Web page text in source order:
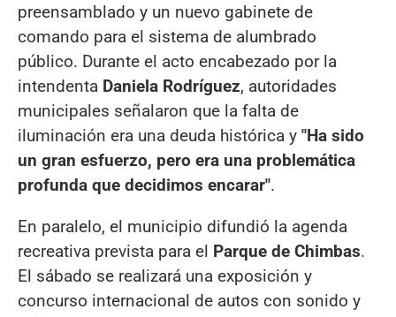
preensamblado y un nuevo gabinete de
comando para el sistema de alumbrado
público. Durante el acto encabezado por la
intendenta Daniela Rodríguez, autoridades
municipales señalaron que la falta de
iluminación era una deuda histórica y "Ha sido
un gran esfuerzo, pero era una problemática
profunda que decidimos encarar".
En paralelo, el municipio difundió la agenda
recreativa prevista para el Parque de Chimbas.
El sábado se realizará una exposición y
concurso internacional de autos con sonido y